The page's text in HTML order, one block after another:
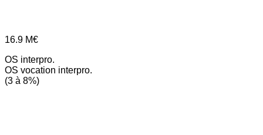
16.9 M€
OS interpro.
OS vocation interpro.
(3 à 8%)